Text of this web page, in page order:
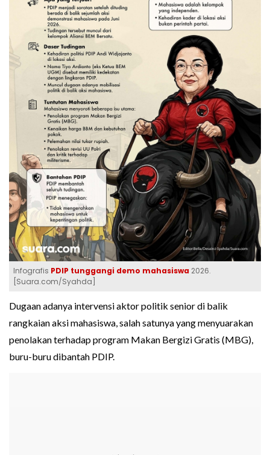
Infografis PDIP tunggangi demo mahasiswa 2026.
[Suara.com/Syahda]
Dugaan adanya intervensi aktor politik senior di balik
rangkaian aksi mahasiswa, salah satunya yang menyuarakan
penolakan terhadap program Makan Bergizi Gratis (MBG),
buru-buru dibantah PDIP.